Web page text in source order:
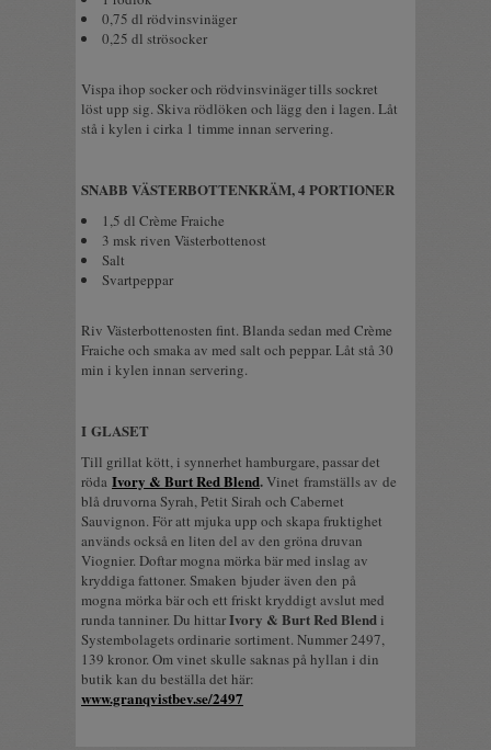
0,75 dl rödvinsvinäger
0,25 dl strösocker
Vispa ihop socker och rödvinsvinäger tills sockret
löst upp sig. Skiva rödlöken och lägg den i lagen. Låt
stå i kylen i cirka 1 timme innan servering.
SNABB VÄSTERBOTTENKRÄM, 4 PORTIONER
1,5 dl Crème Fraiche
3 msk riven Västerbottenost
Salt
Svartpeppar
Riv Västerbottenosten fint. Blanda sedan med Crème
Fraiche och smaka av med salt och peppar. Låt stå 30
min i kylen innan servering.
I GLASET
Till grillat kött, i synnerhet hamburgare, passar det
röda Ivory & Burt Red Blend.Vinet framställs av de
blå druvorna Syrah, Petit Sirah och Cabernet
Sauvignon. För att mjuka upp och skapa fruktighet
används också en liten del av den gröna druvan
Viognier. Doftar mogna mörka bär med inslag av
kryddiga fattoner. Smaken bjuder även den på
mogna mörka bär och ett friskt kryddigt avslut med
runda tanniner. Du hittarIvory & Burt Red Blend i
Systembolagets ordinarie sortiment. Nummer 2497,
139 kronor. Om vinet skulle saknas på hyllan i din
butik kan du beställa det här:
www.granqvistbev.se/2497